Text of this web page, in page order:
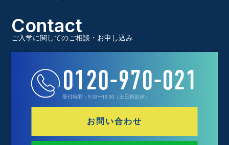
Contact
ご入学に関してのご相談・お申し込み
0120-970-021
受付時間：9:30〜18:00（土日祝定休）
お問い合わせ